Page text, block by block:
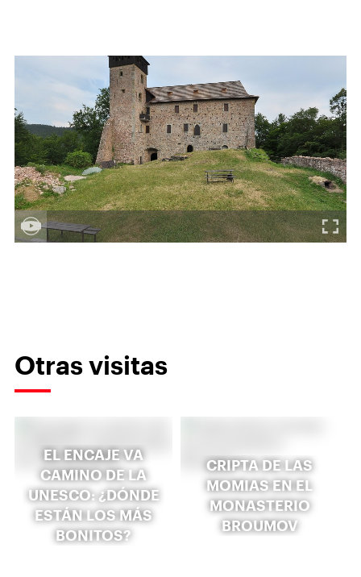
Otras visitas
EL ENCAJE VA
CAMINO DE LA
UNESCO: ¿DÓNDE
ESTÁN LOS MÁS
BONITOS?
CRIPTA DE LAS
MOMIAS EN EL
MONASTERIO
BROUMOV